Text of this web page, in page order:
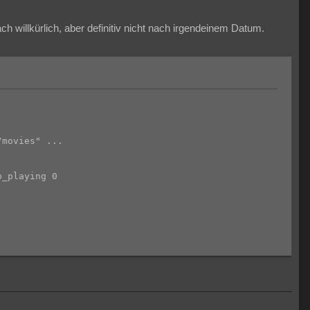
willkürlich, aber definitiv nicht nach irgendeinem Datum.